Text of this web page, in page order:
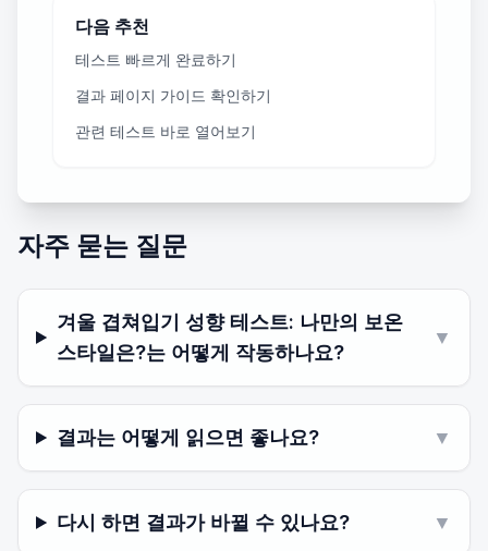
다음 추천
테스트 빠르게 완료하기
결과 페이지 가이드 확인하기
관련 테스트 바로 열어보기
자주 묻는 질문
겨울 겹쳐입기 성향 테스트: 나만의 보온
스타일은?는 어떻게 작동하나요?
▼
결과는 어떻게 읽으면 좋나요? ▼
다시 하면 결과가 바뀔 수 있나요? ▼